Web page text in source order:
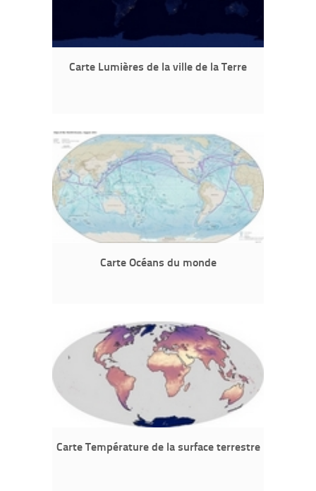
Carte Lumières de la ville de la Terre
Carte Océans du monde
Carte Température de la surface terrestre